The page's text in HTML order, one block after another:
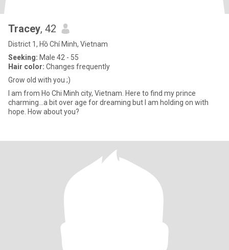
Tracey, 42
District 1, Hồ Chí Minh, Vietnam
Seeking: Male 42 - 55
Hair color: Changes frequently
Grow old with you ;)
I am from Ho Chi Minh city, Vietnam. Here to find my prince
charming…a bit over age for dreaming but I am holding on with
hope. How about you?